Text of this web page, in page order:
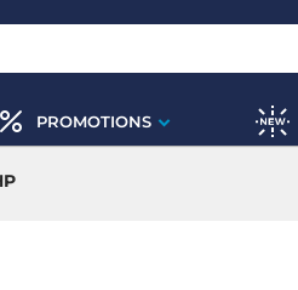
PROMOTIONS